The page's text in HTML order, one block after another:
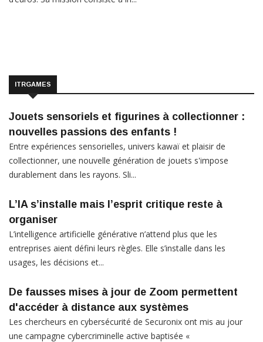
ITRGAMES
Jouets sensoriels et figurines à collectionner :
nouvelles passions des enfants !
Entre expériences sensorielles, univers kawaï et plaisir de
collectionner, une nouvelle génération de jouets s'impose
durablement dans les rayons. Sli...
L’IA s’installe mais l’esprit critique reste à
organiser
L’intelligence artificielle générative n’attend plus que les
entreprises aient défini leurs règles. Elle s’installe dans les
usages, les décisions et...
De fausses mises à jour de Zoom permettent
d'accéder à distance aux systèmes
Les chercheurs en cybersécurité de Securonix ont mis au jour
une campagne cybercriminelle active baptisée «